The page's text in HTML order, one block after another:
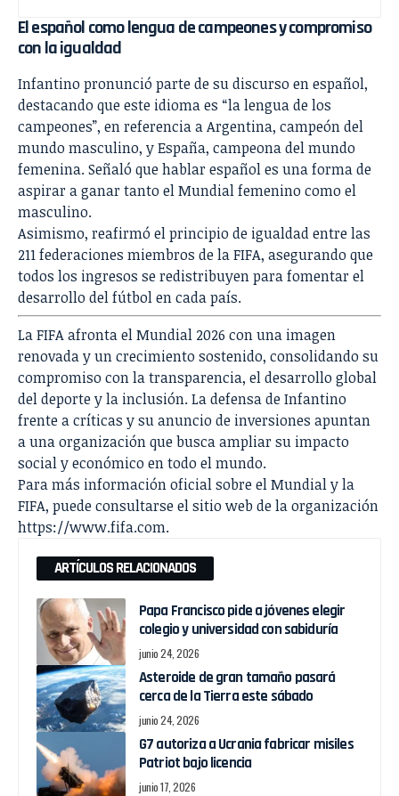
El español como lengua de campeones y compromiso
con la igualdad
Infantino pronunció parte de su discurso en español,
destacando que este idioma es “la lengua de los
campeones”, en referencia a Argentina, campeón del
mundo masculino, y España, campeona del mundo
femenina. Señaló que hablar español es una forma de
aspirar a ganar tanto el Mundial femenino como el
masculino.
Asimismo, reafirmó el principio de igualdad entre las
211 federaciones miembros de la FIFA, asegurando que
todos los ingresos se redistribuyen para fomentar el
desarrollo del fútbol en cada país.
La FIFA afronta el Mundial 2026 con una imagen
renovada y un crecimiento sostenido, consolidando su
compromiso con la transparencia, el desarrollo global
del deporte y la inclusión. La defensa de Infantino
frente a críticas y su anuncio de inversiones apuntan
a una organización que busca ampliar su impacto
social y económico en todo el mundo.
Para más información oficial sobre el Mundial y la
FIFA, puede consultarse el sitio web de la organización
https://www.fifa.com.
ARTÍCULOS RELACIONADOS
Papa Francisco pide a jóvenes elegir
colegio y universidad con sabiduría
junio 24, 2026
Asteroide de gran tamaño pasará
cerca de la Tierra este sábado
junio 24, 2026
G7 autoriza a Ucrania fabricar misiles
Patriot bajo licencia
junio 17, 2026